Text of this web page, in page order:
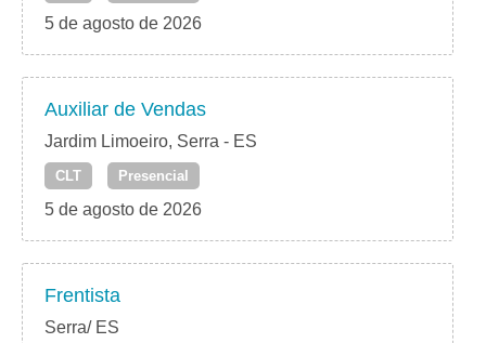
5 de agosto de 2026
Auxiliar de Vendas
Jardim Limoeiro, Serra - ES
CLT Presencial
5 de agosto de 2026
Frentista
Serra/ ES